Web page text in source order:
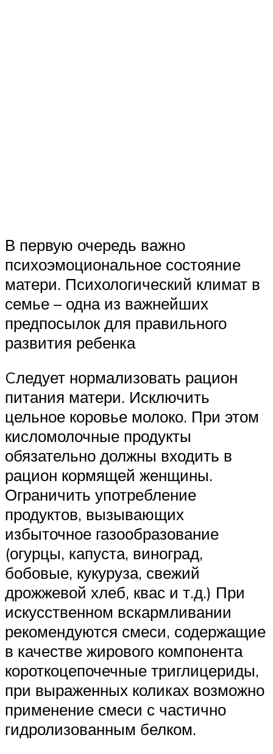
В первую очередь важно
психоэмоциональное состояние
матери. Психологический климат в
семье – одна из важнейших
предпосылок для правильного
развития ребенка
Cледует нормализовать рацион
питания матери. Исключить
цельное коровье молоко. При этом
кисломолочные продукты
обязательно должны входить в
рацион кормящей женщины.
Ограничить употребление
продуктов, вызывающих
избыточное газообразование
(огурцы, капуста, виноград,
бобовые, кукуруза, свежий
дрожжевой хлеб, квас и т.д.) При
искусственном вскармливании
рекомендуются смеси, содержащие
в качестве жирового компонента
короткоцепочечные триглицериды,
при выраженных коликах возможно
применение смеси с частично
гидролизованным белком.